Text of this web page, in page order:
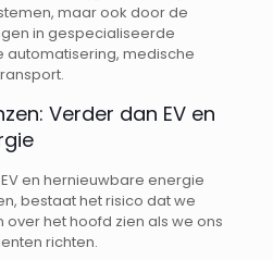
maar ook door de
in gespecialiseerde
automatisering, medische
Verder dan EV en
en hernieuwbare energie
bestaat het risico dat we
het hoofd zien als we ons
richten.